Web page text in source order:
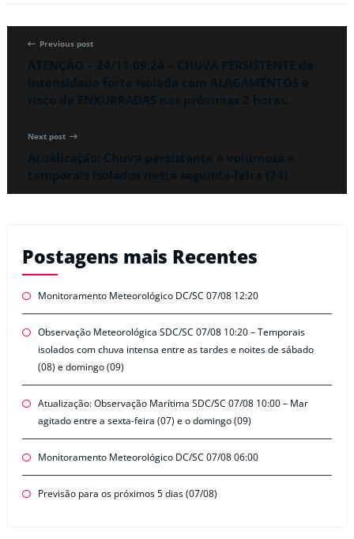
Previous post
Next post
Postagens mais Recentes
Monitoramento Meteorológico DC/SC 07/08 12:20
Observação Meteorológica SDC/SC 07/08 10:20 – Temporais
isolados com chuva intensa entre as tardes e noites de sábado
(08) e domingo (09)
Atualização: Observação Marítima SDC/SC 07/08 10:00 – Mar
agitado entre a sexta-feira (07) e o domingo (09)
Monitoramento Meteorológico DC/SC 07/08 06:00
Previsão para os próximos 5 dias (07/08)